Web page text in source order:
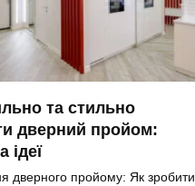
та стильно
дверний пройом:
ідеї
дверного пройому: Як зробити